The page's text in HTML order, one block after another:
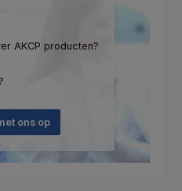
AKCP producten?
ons op